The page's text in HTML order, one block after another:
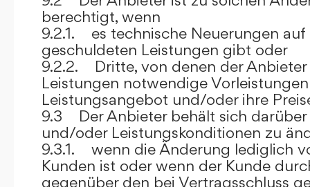
berechtigt, wenn
9.2.1. es technische Neuerungen
geschuldeten Leistungen gibt oder
9.2.2. Dritte, von denen der Anbieter
Leistungen notwendige
Leistungsangebot und/oder ihre
9.3 Der Anbieter behält sich darüber
und/oder Leistungskonditionen zu
9.3.1. wenn die Änderung lediglich
Kunden ist oder wenn der Kunde
gegenüber den bei Vertragsschluss